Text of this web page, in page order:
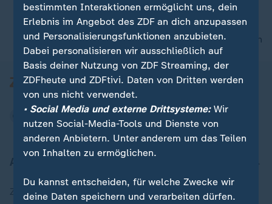
nach oben
Zuletzt veröffentlicht
bestimmten Interaktionen ermöglicht uns, dein
Erlebnis im Angebot des ZDF an dich anzupassen
und Personalisierungsfunktionen anzubieten.
Dabei personalisieren wir ausschließlich auf
Basis deiner Nutzung von ZDF Streaming, der
ZDFheute und ZDFtivi. Daten von Dritten werden
von uns nicht verwendet.
• Social Media und externe Drittsysteme:Wir
nutzen Social-Media-Tools und Dienste von
anderen Anbietern. Unter anderem um das Teilen
von Inhalten zu ermöglichen.
Du kannst entscheiden, für welche Zwecke wir
deine Daten speichern und verarbeiten dürfen.